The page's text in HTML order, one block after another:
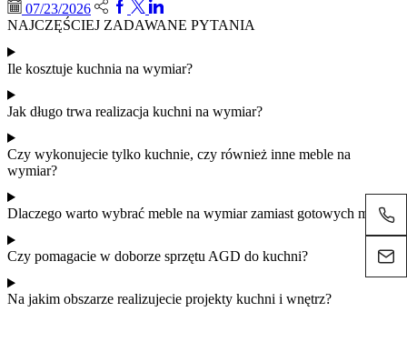
07/23/2026
NAJCZĘŚCIEJ ZADAWANE PYTANIA
Ile kosztuje kuchnia na wymiar?
Jak długo trwa realizacja kuchni na wymiar?
Czy wykonujecie tylko kuchnie, czy również inne meble na
wymiar?
Dlaczego warto wybrać meble na wymiar zamiast gotowych mebli?
Czy pomagacie w doborze sprzętu AGD do kuchni?
Na jakim obszarze realizujecie projekty kuchni i wnętrz?